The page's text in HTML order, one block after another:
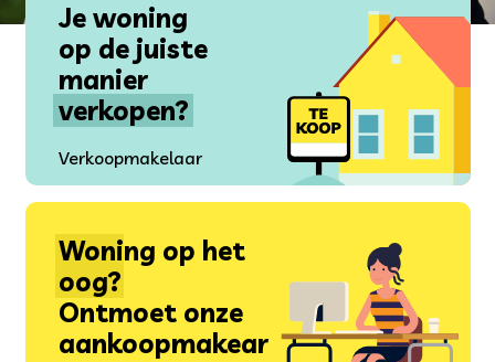
Je woning
op de juiste
manier
verkopen?
Verkoopmakelaar
Woning op het
oog?
Ontmoet onze
aankoopmakear